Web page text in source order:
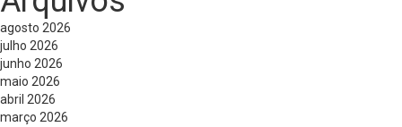
agosto 2026
julho 2026
junho 2026
maio 2026
abril 2026
março 2026